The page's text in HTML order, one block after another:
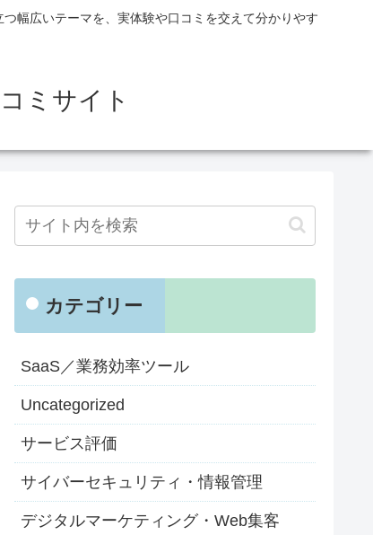
幅広いテーマを、実体験や口コミを交えて分かりやす
ミサイト
カテゴリー
SaaS／業務効率ツール
Uncategorized
サービス評価
サイバーセキュリティ・情報管理
デジタルマーケティング・Web集客